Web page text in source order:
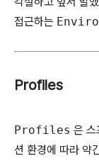
접근하는
Profiles
Profiles 은 스
션 환경에 따라 약